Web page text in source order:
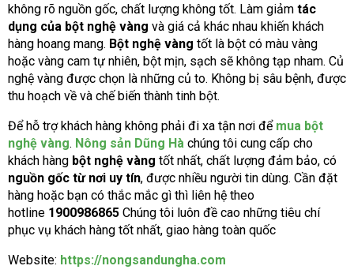
không rõ nguồn gốc, chất lượng không tốt. Làm giảm tác
dụng của bột nghệ vàng và giá cả khác nhau khiến khách
hàng hoang mang. Bột nghệ vàng tốt là bột có màu vàng
hoặc vàng cam tự nhiên, bột mịn, sạch sẽ không tạp nham. Củ
nghệ vàng được chọn là những củ to. Không bị sâu bệnh, được
thu hoạch về và chế biến thành tinh bột.
Để hỗ trợ khách hàng không phải đi xa tận nơi để mua bột
nghệ vàng. Nông sản Dũng Hà chúng tôi cung cấp cho
khách hàng bột nghệ vàng tốt nhất, chất lượng đảm bảo, có
nguồn gốc từ nơi uy tín, được nhiều người tin dùng. Cần đặt
hàng hoặc bạn có thắc mắc gì thì liên hệ theo
hotline 1900986865 Chúng tôi luôn đề cao những tiêu chí
phục vụ khách hàng tốt nhất, giao hàng toàn quốc
Website: https://nongsandungha.com